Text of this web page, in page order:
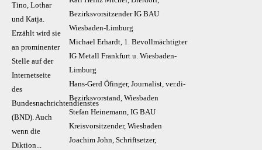
Tino, Lothar
und Katja.
Erzählt wird sie
an prominenter
Stelle auf der
Internetseite
des
Bundesnachrichtendienstes
(BND). Auch
wenn die
Diktion...
Bezirksvorsitzender IG BAU
Wiesbaden-Limburg
Michael Erhardt, 1. Bevollmächtigter
IG Metall Frankfurt u. Wiesbaden-
Limburg
Hans-Gerd Öfinger, Journalist, ver.di-
Bezirksvorstand, Wiesbaden
Stefan Heinemann, IG BAU
Kreisvorsitzender, Wiesbaden
Joachim John, Schriftsetzer,